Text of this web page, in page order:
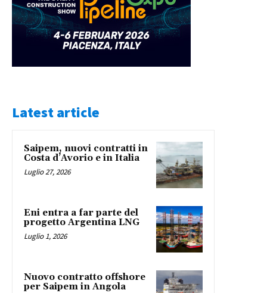
Latest article
Saipem, nuovi contratti in
Costa d’Avorio e in Italia
Luglio 27, 2026
Eni entra a far parte del
progetto Argentina LNG
Luglio 1, 2026
Nuovo contratto offshore
per Saipem in Angola